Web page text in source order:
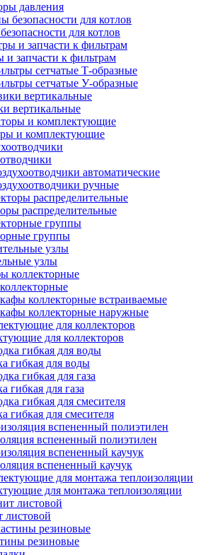
давления
для котлов
и запчасти к фильтрам
сетчатые Т-образные
сетчатые У-образные
вертикальные
и комплектующие
автоматические
ручные
распределительные
группы
узлы
коллекторные встраиваемые
коллекторные наружные
для коллекторов
гибкая для воды
гибкая для газа
гибкая для смесителя
вспененный полиэтилен
вспененный каучук
для монтажа теплоизоляции
листовой
резиновые